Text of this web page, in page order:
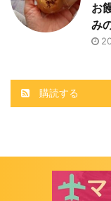
お
み
購読する